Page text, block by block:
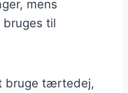
mens
til
bruge tærtedej,